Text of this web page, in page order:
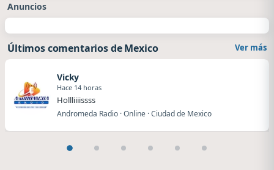
Anuncios
Últimos comentarios de Mexico Ver más
Vicky
Hace 14 horas
Hollliiiissss
Andromeda Radio · Online · Ciudad de Mexico